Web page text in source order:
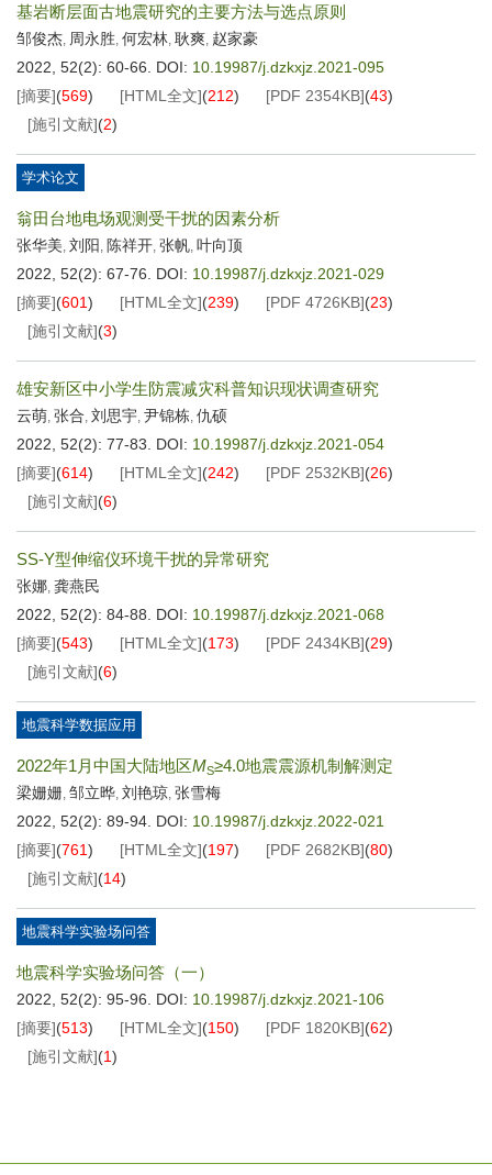
基岩断层面古地震研究的主要方法与选点原则
邹俊杰, 周永胜, 何宏林, 耿爽, 赵家豪
2022, 52(2): 60-66.
DOI: 10.19987/j.dzkxjz.2021-095
[摘要](569) [HTML全文](212) [PDF 2354KB](43)
[施引文献](2)
学术论文
翁田台地电场观测受干扰的因素分析
张华美, 刘阳, 陈祥开, 张帆, 叶向顶
2022, 52(2): 67-76.
DOI: 10.19987/j.dzkxjz.2021-029
[摘要](601) [HTML全文](239) [PDF 4726KB](23)
[施引文献](3)
雄安新区中小学生防震减灾科普知识现状调查研究
云萌, 张合, 刘思宇, 尹锦栋, 仇硕
2022, 52(2): 77-83.
DOI: 10.19987/j.dzkxjz.2021-054
[摘要](614) [HTML全文](242) [PDF 2532KB](26)
[施引文献](6)
SS-Y型伸缩仪环境干扰的异常研究
张娜, 龚燕民
2022, 52(2): 84-88.
DOI: 10.19987/j.dzkxjz.2021-068
[摘要](543) [HTML全文](173) [PDF 2434KB](29)
[施引文献](6)
地震科学数据应用
2022年1月中国大陆地区MS≥4.0地震震源机制解测定
梁姗姗, 邹立晔, 刘艳琼, 张雪梅
2022, 52(2): 89-94. DOI: 10.19987/j.dzkxjz.2022-021
[摘要](761) [HTML全文](197) [PDF 2682KB](80)
[施引文献](14)
地震科学实验场问答
地震科学实验场问答（一）
2022, 52(2): 95-96. DOI: 10.19987/j.dzkxjz.2021-106
[摘要](513) [HTML全文](150) [PDF 1820KB](62)
[施引文献](1)